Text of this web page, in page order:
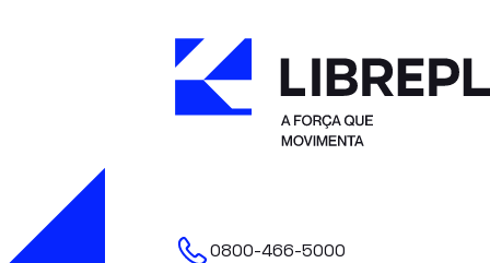
0800-466-5000